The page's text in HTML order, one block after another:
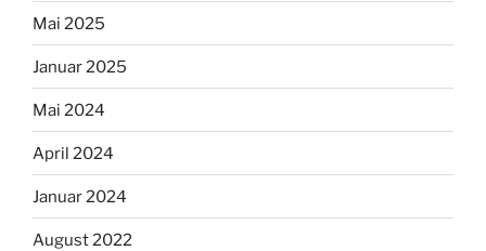
Mai 2025
Januar 2025
Mai 2024
April 2024
Januar 2024
August 2022